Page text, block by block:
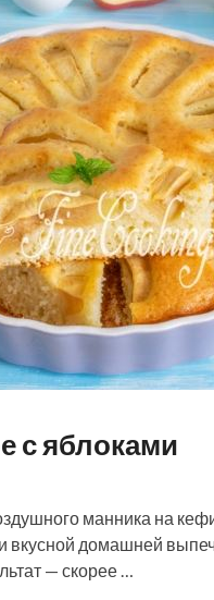
с яблоками
манника на
вкусной домашней
— скорее …